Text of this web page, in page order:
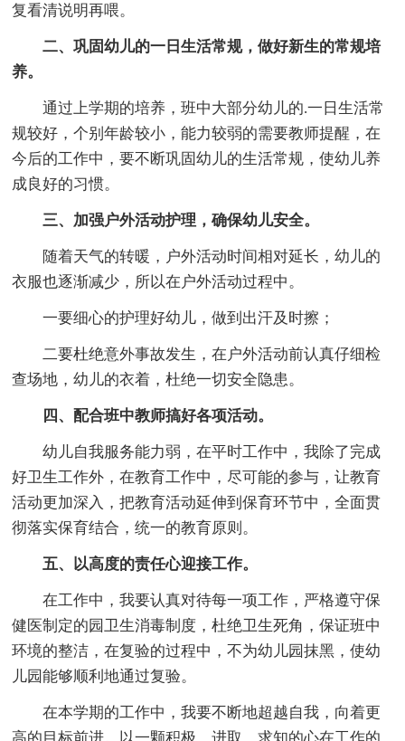
复看清说明再喂。
二、巩固幼儿的一日生活常规，做好新生的常规培
养。
通过上学期的培养，班中大部分幼儿的.一日生活常
规较好，个别年龄较小，能力较弱的需要教师提醒，在
今后的工作中，要不断巩固幼儿的生活常规，使幼儿养
成良好的习惯。
三、加强户外活动护理，确保幼儿安全。
随着天气的转暖，户外活动时间相对延长，幼儿的
衣服也逐渐减少，所以在户外活动过程中。
一要细心的护理好幼儿，做到出汗及时擦；
二要杜绝意外事故发生，在户外活动前认真仔细检
查场地，幼儿的衣着，杜绝一切安全隐患。
四、配合班中教师搞好各项活动。
幼儿自我服务能力弱，在平时工作中，我除了完成
好卫生工作外，在教育工作中，尽可能的参与，让教育
活动更加深入，把教育活动延伸到保育环节中，全面贯
彻落实保育结合，统一的教育原则。
五、以高度的责任心迎接工作。
在工作中，我要认真对待每一项工作，严格遵守保
健医制定的园卫生消毒制度，杜绝卫生死角，保证班中
环境的整洁，在复验的过程中，不为幼儿园抹黑，使幼
儿园能够顺利地通过复验。
在本学期的工作中，我要不断地超越自我，向着更